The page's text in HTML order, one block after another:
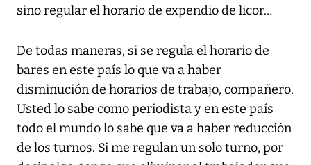
sino regular el horario de expendio de licor…
De todas maneras, si se regula el horario de
bares en este país lo que va a haber
disminución de horarios de trabajo, compañero.
Usted lo sabe como periodista y en este país
todo el mundo lo sabe que va a haber reducción
de los turnos. Si me regulan un solo turno, por